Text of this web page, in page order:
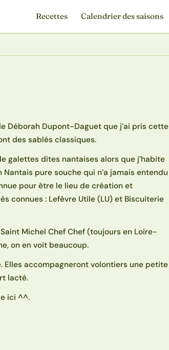
Recettes Calendrier des saisons
Déborah Dupont-Daguet que j’ai pris cette
des sablés classiques.
galettes dites nantaises alors que j’habite
pure souche qui n’a jamais entendu
pour être le lieu de création et
connues : Lefèvre Utile (LU) et Biscuiterie
Michel Chef Chef (toujours en Loire-
on en voit beaucoup.
Elles accompagneront volontiers une petite
lacté.
ici ^^.